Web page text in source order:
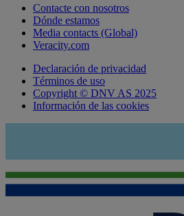
Contacte con nosotros
Dónde estamos
Media contacts (Global)
Veracity.com
Declaración de privacidad
Términos de uso
Copyright © DNV AS 2025
Información de las cookies